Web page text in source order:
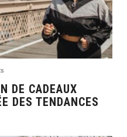
DE CADEAUX
DES TENDANCES